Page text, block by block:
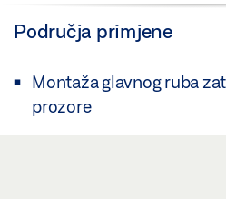
Područja primjene
Montaža glavnog ruba
prozore